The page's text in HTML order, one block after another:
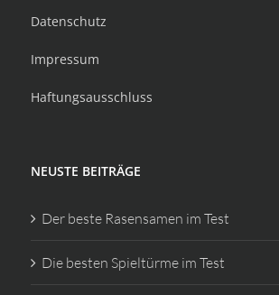
Datenschutz
Impressum
Haftungsausschluss
NEUSTE BEITRÄGE
Der beste Rasensamen im Test
Die besten Spieltürme im Test